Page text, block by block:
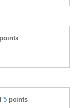
points
5 points